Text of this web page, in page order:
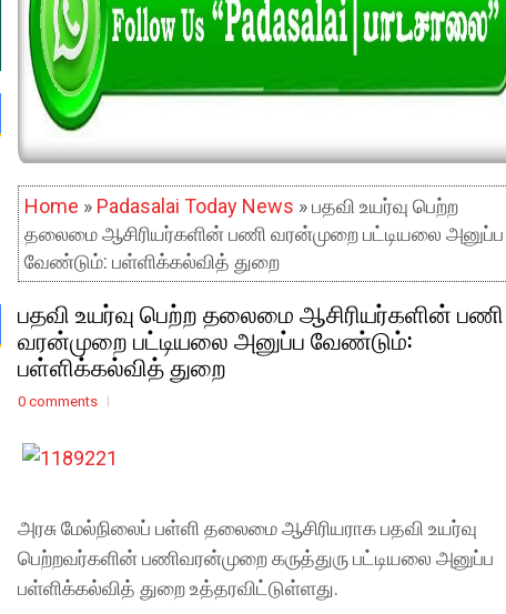
Home » Padasalai Today News » பதவி உயர்வு பெற்ற
தலைமை ஆசிரியர்களின் பணி வரன்முறை பட்டியலை அனுப்ப
வேண்டும்: பள்ளிக்கல்வித் துறை
பதவி உயர்வு பெற்ற தலைமை ஆசிரியர்களின் பணி
வரன்முறை பட்டியலை அனுப்ப வேண்டும்:
பள்ளிக்கல்வித் துறை
0 comments
அரசு மேல்நிலைப் பள்ளி தலைமை ஆசிரியராக பதவி உயர்வு
பெற்றவர்களின் பணிவரன்முறை கருத்துரு பட்டியலை அனுப்ப
பள்ளிக்கல்வித் துறை உத்தரவிட்டுள்ளது.